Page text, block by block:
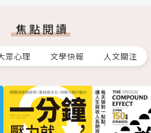
焦點閱讀
眾心理 文學快報 人文關注